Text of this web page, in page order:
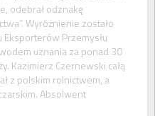
odebrał odznakę
Wyróżnienie zostało
Przemysłu
uznania za ponad 30
Kazimierz Czernewski całą
z polskim rolnictwem, a
Absolwent